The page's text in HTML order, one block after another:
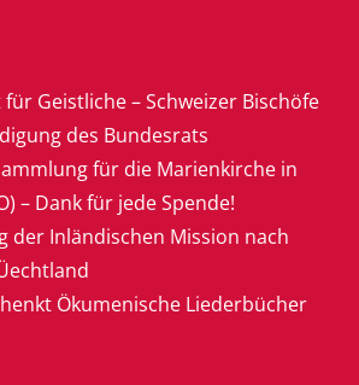
Geistliche – Schweizer Bischöfe
des Bundesrats
für die Marienkirche in
– Dank für jede Spende!
der Inländischen Mission nach
Ökumenische Liederbücher